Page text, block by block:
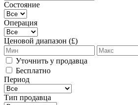
Состояние
Операция
Ценовой диапазон (£)
Уточнить у продавца
Бесплатно
Период
Тип продавца